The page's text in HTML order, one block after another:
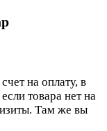
на оплату, в
товара нет на
Там же вы